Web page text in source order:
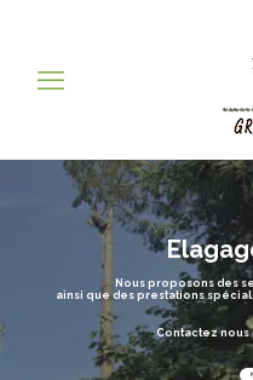
Contactez
Nous proposons des
ainsi que des prestations